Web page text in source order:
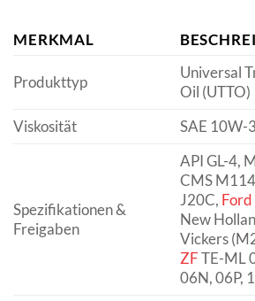
MERKMAL
Produkttyp
Universal
Oil (UTTO)
Viskosität
SAE 10W-
Spezifikationen &
Freigaben
API GL-4,
CMS
J20C, Ford
New
Vickers
ZFTE-ML
06N, 06P,